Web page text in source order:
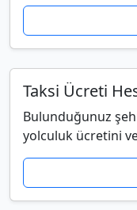
Taksi Ücreti
Bulunduğunuz
yolculuk ücretini